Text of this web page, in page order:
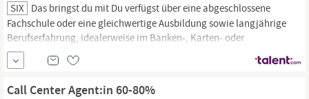
SIX Das bringst du mit Du verfügst über eine abgeschlossene
Fachschule oder eine gleichwertige Ausbildung sowie langjährige
Berufserfahrung, idealerweise im Banken-, Karten- oder
Zahlungsverkehrsumfeld. Du bringst solide Führungserfahrung
sowie Praxiserfahrung in einem
Customer Interaction
Call Center Agent:in 60-80%